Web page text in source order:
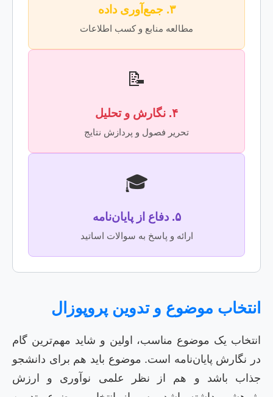
۳. جمع‌آوری داده
مطالعه منابع و کسب اطلاعات
📝
۴. نگارش و تحلیل
تحریر فصول و پردازش نتایج
🎓
۵. دفاع از پایان‌نامه
ارائه و پاسخ به سوالات اساتید
انتخاب موضوع و تدوین پروپوزال
انتخاب یک موضوع مناسب، اولین و شاید مهم‌ترین گام
در نگارش پایان‌نامه است. موضوع باید هم برای دانشجو
جذاب باشد و هم از نظر علمی نوآوری و ارزش